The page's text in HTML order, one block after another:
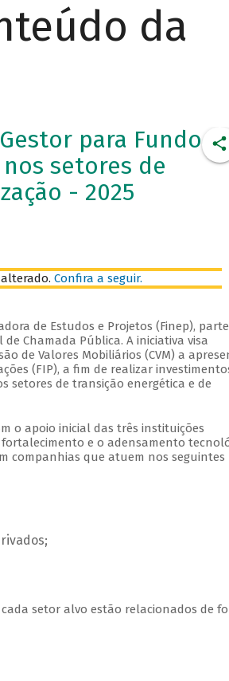
da
para Fundo
setores de
- 2025
alterado.Confira a seguir.
de Estudos e Projetos (Finep),
Chamada Pública. A iniciativa visa
de Valores Mobiliários (CVM) a
(FIP), a fim de realizar
setores de transição energética e de
o apoio inicial das três instituições
e o adensamento
companhias que atuem nos seguintes
setor alvo estão relacionados de